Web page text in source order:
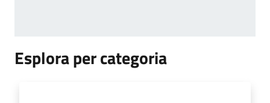
Esplora per categoria